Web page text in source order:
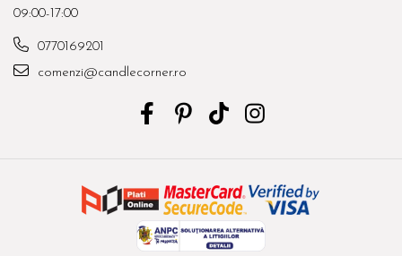
09:00-17:00
0770169201
comenzi@candlecorner.ro